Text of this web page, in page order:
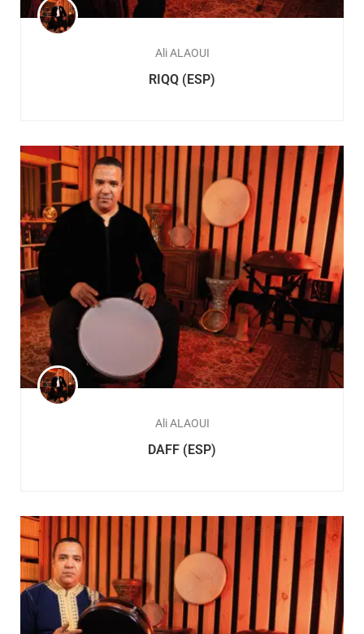
Ali ALAOUI
RIQQ (ESP)
Ali ALAOUI
DAFF (ESP)